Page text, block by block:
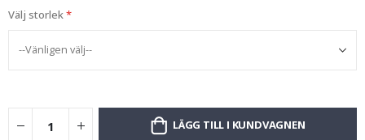
Välj storlek
LÄGG TILL I KUNDVAGNEN